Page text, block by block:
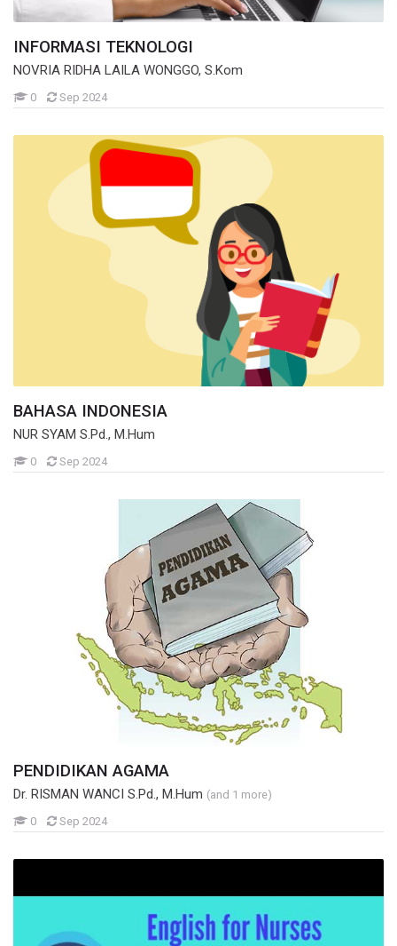
INFORMASI TEKNOLOGI
NOVRIA RIDHA LAILA WONGGO, S.Kom
0Mahasiswa
Sep 2024
BAHASA INDONESIA
NUR SYAM S.Pd., M.Hum
0Mahasiswa
Sep 2024
PENDIDIKAN AGAMA
Dr. RISMAN WANCI S.Pd., M.Hum (and 1 more)
0Mahasiswa
Sep 2024